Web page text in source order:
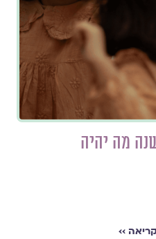
מה יהיה
››